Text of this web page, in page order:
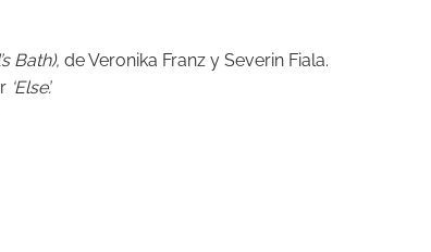
Bath), de Veronika Franz y Severin Fiala.
‘Else’.